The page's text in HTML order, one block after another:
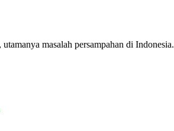
masalah persampahan di Indonesia.